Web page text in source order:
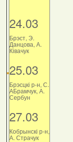
24.03
Брэст, Э.
Данцова, А.
Ківачук
25.03
Брэсцкі р-н, С.
АБрамчук, А.
Сербун
27.03
Кобрынскі р-н,
А. Страчук